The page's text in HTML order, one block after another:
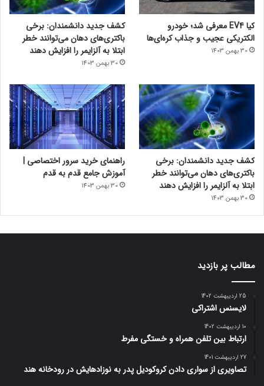
کیا EV4 معرفی شد؛ خودرو
الکتریکی عجیب و جذاب کره‌ای‌ها
30 بهمن 1403
کشف جدید دانشمندان: برخی
باکتری‌های دهان می‌توانند خطر
ابتلا به آلزایمر را افزایش دهند
30 بهمن 1403
کشف جدید دانشمندان: برخی
باکتری‌های دهان می‌توانند خطر
ابتلا به آلزایمر را افزایش دهند
30 بهمن 1403
راهنمای خرید سرور اختصاصی |
آموزش جامع قدم به قدم
30 بهمن 1403
مطالب پر بازدید
25 اردیبهشت 1402
لایسنس اشتراکی
10 اردیبهشت 1402
ارتباط بین تلفن همراه و خستگی مفرط
27 اردیبهشت 1401
تصاویری از سواری دادن کروکودیل پدر به نوزادهایش در رودخانه هند